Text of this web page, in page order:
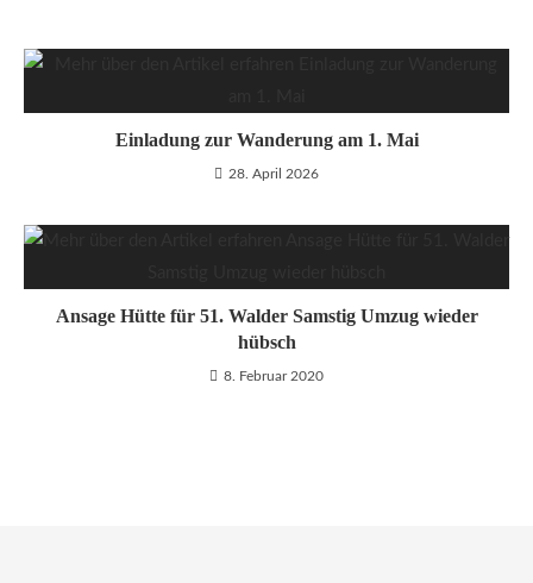
Einladung zur Wanderung am 1. Mai
28. April 2026
Ansage Hütte für 51. Walder Samstig Umzug wieder
hübsch
8. Februar 2020